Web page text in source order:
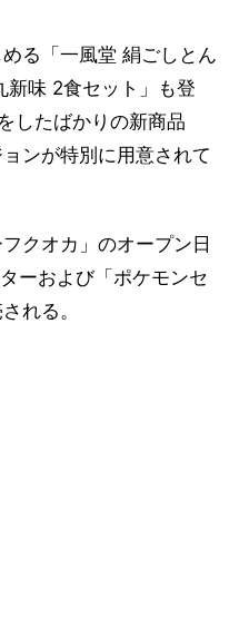
る「一風堂 絹ごしとん
新味 2食セット」も登
したばかりの新商品
ンが特別に用意されて
クオカ」のオープン日
ーおよび「ポケモンセ
れる。